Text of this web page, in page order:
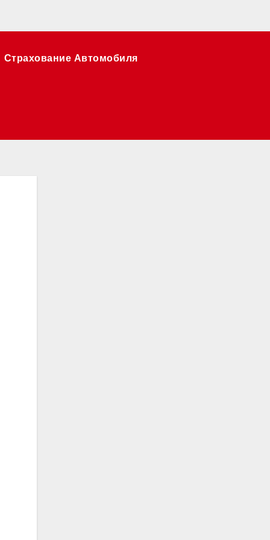
Страхование Автомобиля